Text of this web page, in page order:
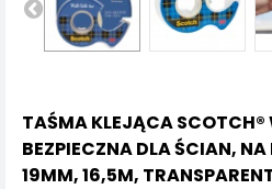
TAŚMA KLEJĄCA SCOTCH®
BEZPIECZNA DLA ŚCIAN,
19MM, 16,5M,